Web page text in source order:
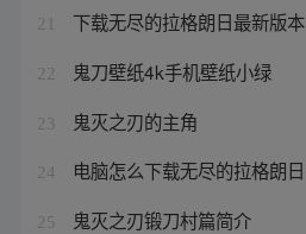
21 下载无尽的拉格朗日最新版本
22 鬼刀壁纸4k手机壁纸小绿
23 鬼灭之刃的主角
24 电脑怎么下载无尽的拉格朗日
25 鬼灭之刃锻刀村篇简介